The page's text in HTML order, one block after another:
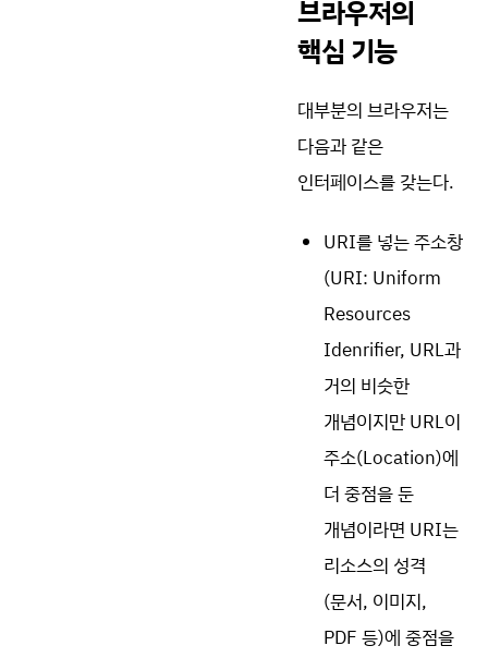
브라우저의
핵심 기능
대부분의 브라우저는
다음과 같은
인터페이스를 갖는다.
URI를 넣는 주소창
(URI: Uniform
Resources
Idenrifier, URL과
거의 비슷한
개념이지만 URL이
주소(Location)에
더 중점을 둔
개념이라면 URI는
리소스의 성격
(문서, 이미지,
PDF 등)에 중점을